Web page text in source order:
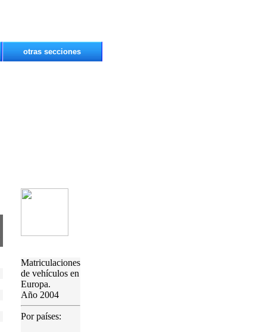
otras secciones
Matriculaciones
de vehículos en
Europa.
Año 2004
Por países: